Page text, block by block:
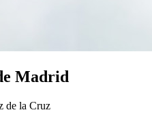
Madrid
de la Cruz